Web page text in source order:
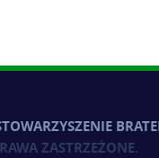
ZASTRZEŻONE.